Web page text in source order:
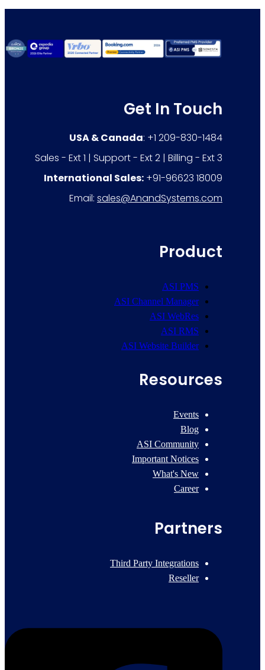
Get In Touch
USA & Canada: +1 209-830-1484
Sales - Ext 1 | Support - Ext 2 | Billing - Ext 3
International Sales: +91-96623 18009
Email: sales@AnandSystems.com
Product
ASI PMS
ASI Channel Manager
ASI WebRes
ASI RMS
ASI Website Builder
Resources
Events
Blog
ASI Community
Important Notices
What's New
Career
Partners
Third Party Integrations
Reseller